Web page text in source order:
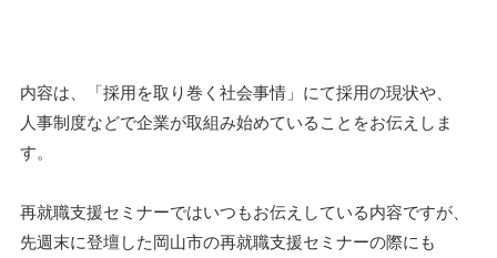
内容は、「採用を取り巻く社会事情」にて採用の現状や、
人事制度などで企業が取組み始めていることをお伝えしま
す。
再就職支援セミナーではいつもお伝えしている内容ですが、
先週末に登壇した岡山市の再就職支援セミナーの際にも